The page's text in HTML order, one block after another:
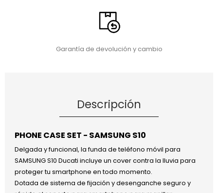
Garantía de devolución y cambio
Descripción
PHONE CASE SET - SAMSUNG S10
Delgada y funcional, la funda de teléfono móvil para
SAMSUNG S10 Ducati incluye un cover contra la lluvia para
proteger tu smartphone en todo momento.
Dotada de sistema de fijación y desenganche seguro y